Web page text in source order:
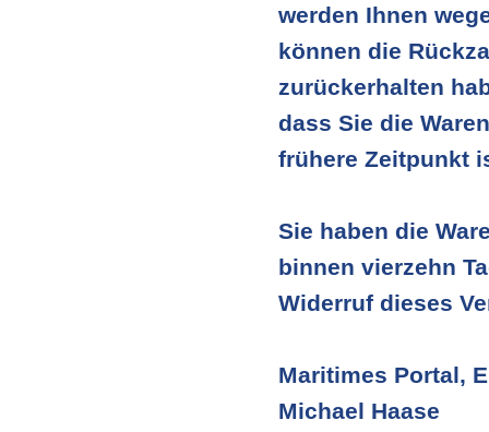
werden Ihnen
können die
zurückerhalten
dass Sie die
frühere Zeitpunkt
Sie haben die
binnen vierzehn
Widerruf dieses
Maritimes Portal,
Michael Haase